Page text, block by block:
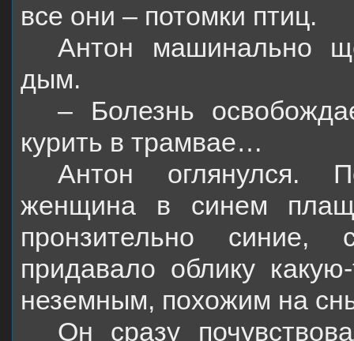
все они – потомки птиц.
Антон машинально
дым.
– Болезнь
курить в трамвае…
Антон оглянулся.
женщина в синем
пронзительно
придавало облику
неземным, похожим на
Он сразу